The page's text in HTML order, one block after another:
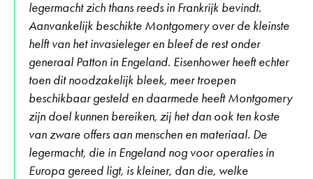
legermacht zich thans reeds in Frankrijk bevindt.
Aanvankelijk beschikte Montgomery over de kleinste
helft van het invasieleger en bleef de rest onder
generaal Patton in Engeland. Eisenhower heeft echter
toen dit noodzakelijk bleek, meer troepen
beschikbaar gesteld en daarmede heeft Montgomery
zijn doel kunnen bereiken, zij het dan ook ten koste
van zware offers aan menschen en materiaal. De
legermacht, die in Engeland nog voor operaties in
Europa gereed ligt, is kleiner, dan die, welke